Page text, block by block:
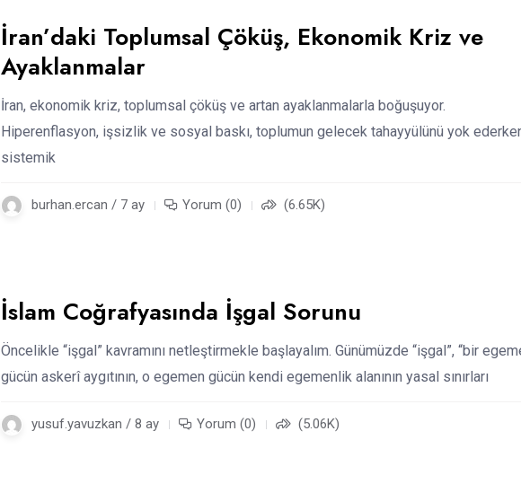
İran’daki Toplumsal Çöküş, Ekonomik Kriz ve
Ayaklanmalar
İran, ekonomik kriz, toplumsal çöküş ve artan ayaklanmalarla boğuşuyor.
Hiperenflasyon, işsizlik ve sosyal baskı, toplumun gelecek tahayyülünü yok
sistemik
burhan.ercan / 7 ay Yorum (0) (6.65K)
İslam Coğrafyasında İşgal Sorunu
Öncelikle “işgal” kavramını netleştirmekle başlayalım. Günümüzde “işgal”, “bir
gücün askerî aygıtının, o egemen gücün kendi egemenlik alanının yasal sınırları
yusuf.yavuzkan / 8 ay Yorum (0) (5.06K)